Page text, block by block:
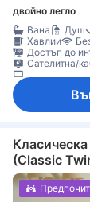
двойно легло
Вана
Душ
Хавлии
Достъп до
Сателитна/
Ежедневно
(Classic